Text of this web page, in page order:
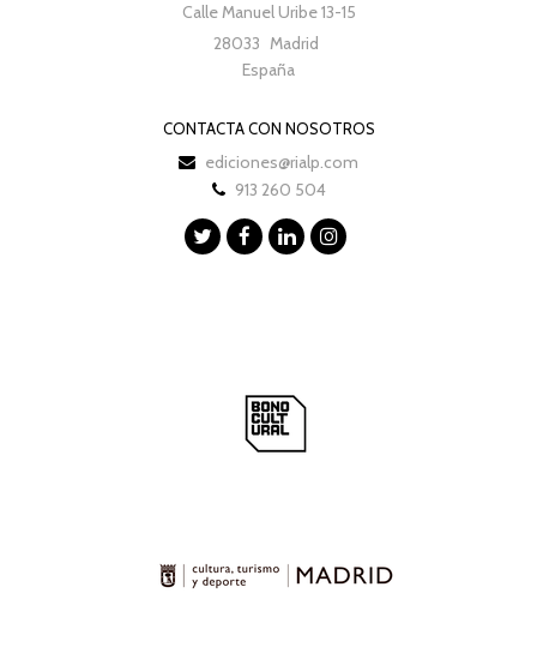
Calle Manuel Uribe 13-15
28033 Madrid
España
CONTACTA CON NOSOTROS
ediciones@rialp.com
913 260 504